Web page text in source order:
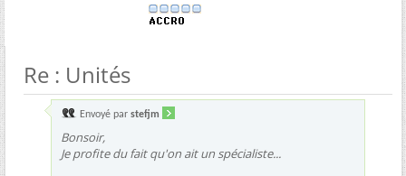
Re : Unités
Envoyé par stefjm
Bonsoir,
Je profite du fait qu'on ait un spécialiste...